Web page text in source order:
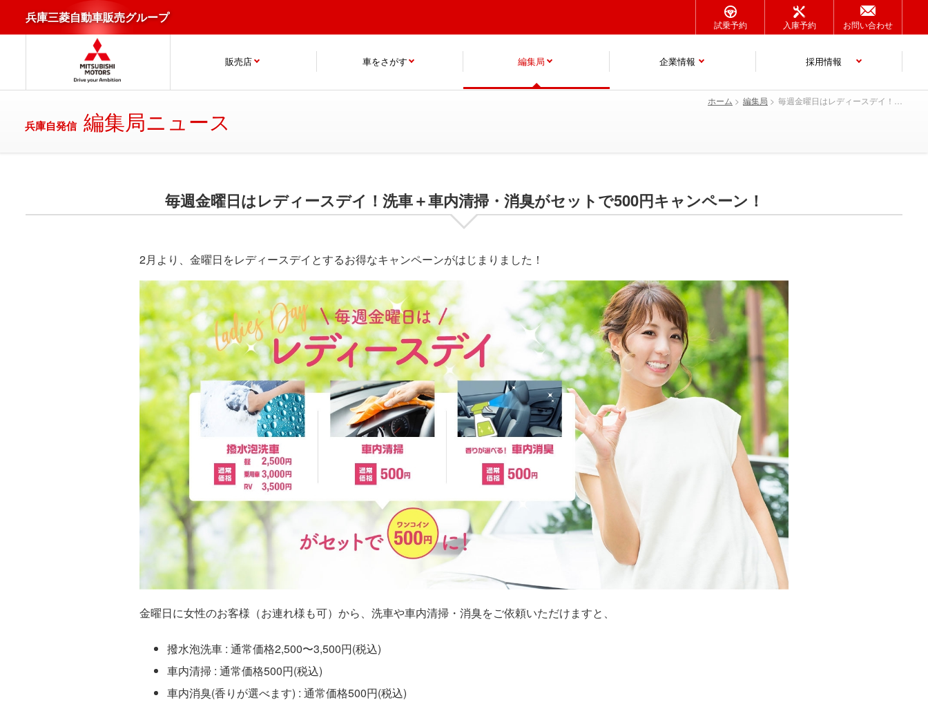
兵庫三菱自動車販売グループ
販売店 車をさがす 編集局 企業情報 採用情報
試乗予約 入庫予約 お問い合わせ
ホーム 編集局 毎週金曜日はレディースデイ！洗車＋車内清掃・消臭がセットで500円キャンペーン！
兵庫自発信 編集局ニュース
毎週金曜日はレディースデイ！洗車＋車内清掃・消臭がセットで500円キャンペーン！
2月より、金曜日をレディースデイとするお得なキャンペーンがはじまりました！
金曜日に女性のお客様（お連れ様も可）から、洗車や車内清掃・消臭をご依頼いただけますと、
撥水泡洗車 : 通常価格2,500〜3,500円(税込)
車内清掃 : 通常価格500円(税込)
車内消臭(香りが選べます) : 通常価格500円(税込)